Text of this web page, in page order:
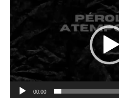
de
vídeo
00:00